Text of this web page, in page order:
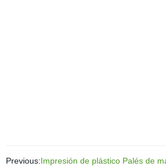
Previous:Impresión de plástico Palés de